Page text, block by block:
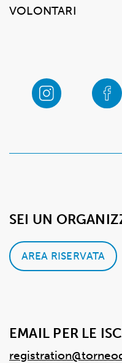
VOLONTARI
EMAIL PER LE
SEI UN
AREA RISERVATA